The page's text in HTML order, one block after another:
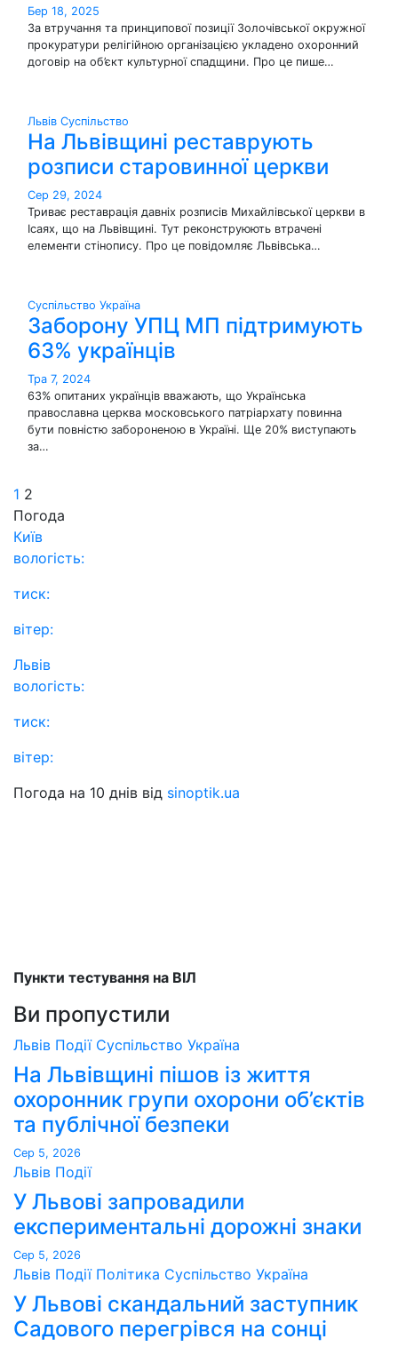
Бер 18, 2025
За втручання та принципової позиції Золочівської окружної
прокуратури релігійною організацією укладено охоронний
договір на об’єкт культурної спадщини. Про це пише…
Львів Суспільство
На Львівщині реставрують
розписи старовинної церкви
Сер 29, 2024
Триває реставрація давніх розписів Михайлівської церкви в
Ісаях, що на Львівщині. Тут реконструюють втрачені
елементи стінопису. Про це повідомляє Львівська…
Суспільство Україна
Заборону УПЦ МП підтримують
63% українців
Тра 7, 2024
63% опитаних українців вважають, що Українська
православна церква московського патріархату повинна
бути повністю забороненою в Україні. Ще 20% виступають
за…
Пагінація
записів
1 2
Погода
Київ
вологість:
тиск:
вітер:
Львів
вологість:
тиск:
вітер:
Погода на 10 днів від sinoptik.ua
Пункти тестування на ВІЛ
Ви пропустили
Львів Події Суспільство Україна
На Львівщині пішов із життя
охоронник групи охорони об’єктів
та публічної безпеки
Сер 5, 2026
Львів Події
У Львові запровадили
експериментальні дорожні знаки
Сер 5, 2026
Львів Події Політика Суспільство Україна
У Львові скандальний заступник
Садового перегрівся на сонці